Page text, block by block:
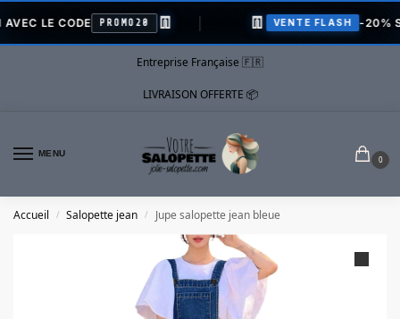
LE CODE PROMO20 👖 VENTE FLASH -20% SUR
Entreprise Française 🇫🇷
LIVRAISON OFFERTE 📦
MENU
0
Accueil / Salopette jean / Jupe salopette jean bleue